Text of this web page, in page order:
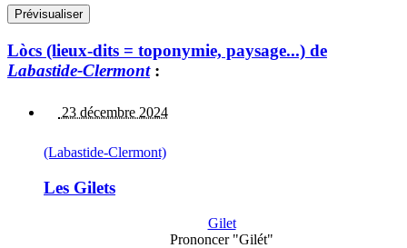
Lòcs (lieux-dits = toponymie, paysage...) de
Labastide-Clermont:
23 décembre 2024
(Labastide-Clermont)
Les Gilets
Gilet
Prononcer "Gilét"